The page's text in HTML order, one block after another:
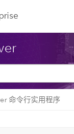
命令行实用程序